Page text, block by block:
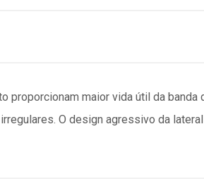
proporcionam maior vida útil da
O design agressivo da